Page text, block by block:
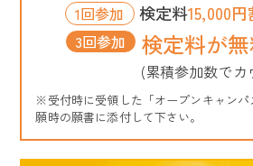
1回参加 検定料15,000
3回参加 検定料が
(累積参加数で
※受付時に受領した「オープンキャン
願時の願書に添付して下さい。